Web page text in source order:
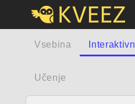
Vsebina
Učenje